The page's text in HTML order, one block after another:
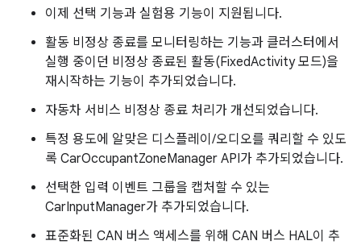
이제 선택 기능과 실험용 기능이 지원됩니다.
활동 비정상 종료를 모니터링하는 기능과 클러스터에서
실행 중이던 비정상 종료된 활동(FixedActivity 모드)을
재시작하는 기능이 추가되었습니다.
자동차 서비스 비정상 종료 처리가 개선되었습니다.
특정 용도에 알맞은 디스플레이/오디오를 쿼리할 수 있도
록 CarOccupantZoneManager API가 추가되었습니다.
선택한 입력 이벤트 그룹을 캡처할 수 있는
CarInputManager가 추가되었습니다.
표준화된 CAN 버스 액세스를 위해 CAN 버스 HAL이 추